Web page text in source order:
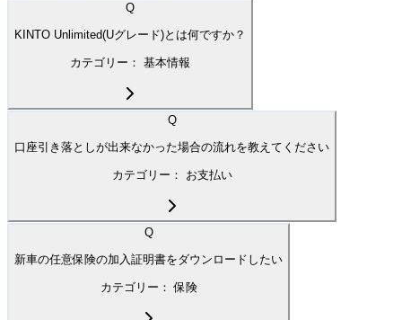
Q
KINTO Unlimited(Uグレード)とは何ですか？
カテゴリー： 基本情報
Q
口座引き落としが出来なかった場合の流れを教えてください
カテゴリー： お支払い
Q
新車の任意保険の加入証明書をダウンロードしたい
カテゴリー：保険